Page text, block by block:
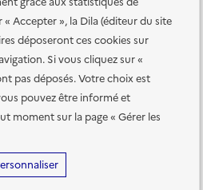
Accepter », la Dila (éditeur du site
déposeront ces cookies sur
Si vous cliquez sur «
pas déposés. Votre choix est
pouvez être informé et
moment sur la page « Gérer les
conforme
Accessibilité des
Données personnelles et sécurité
Gestion des cookies
contenus de ce site sont sous